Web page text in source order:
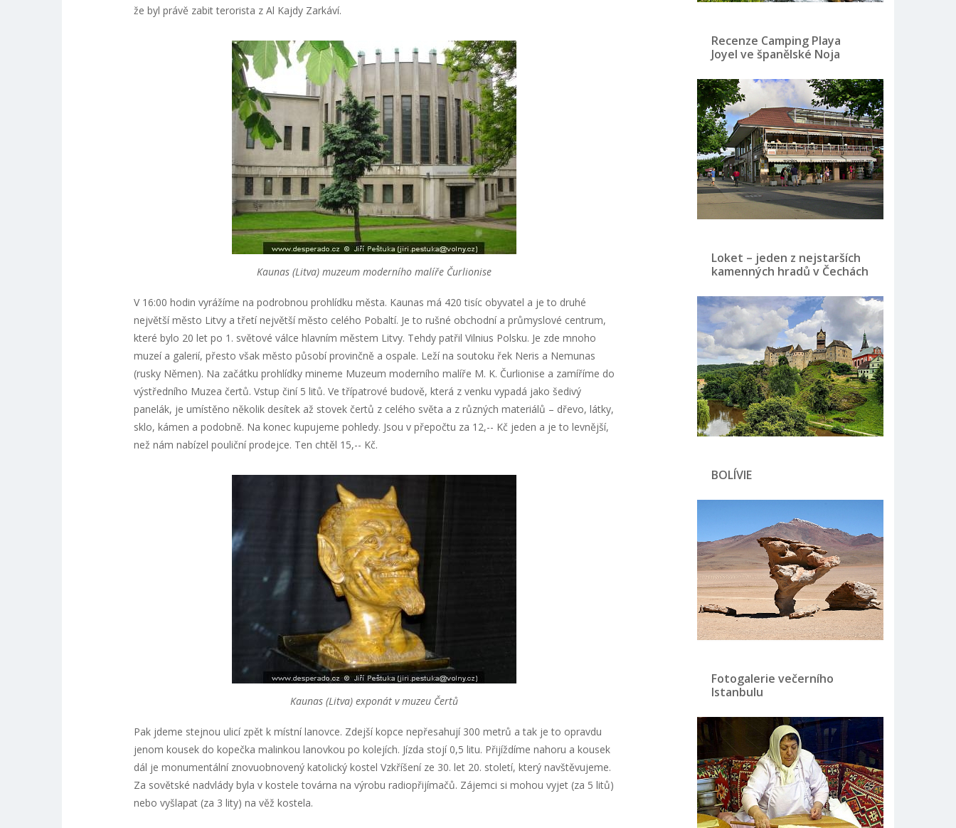
že byl právě zabit terorista z Al Kajdy Zarkáví.
Kaunas (Litva) muzeum moderního malíře Čurlionise
V 16:00 hodin vyrážíme na podrobnou prohlídku města. Kaunas má 420 tisíc obyvatel a je to druhé
největší město Litvy a třetí největší město celého Pobaltí. Je to rušné obchodní a průmyslové centrum,
které bylo 20 let po 1. světové válce hlavním městem Litvy. Tehdy patřil Vilnius Polsku. Je zde mnoho
muzeí a galerií, přesto však město působí provinčně a ospale. Leží na soutoku řek Neris a Nemunas
(rusky Němen). Na začátku prohlídky mineme Muzeum moderního malíře M. K. Čurlionise a zamíříme do
výstředního Muzea čertů. Vstup činí 5 litů. Ve třípatrové budově, která z venku vypadá jako šedivý
panelák, je umístěno několik desítek až stovek čertů z celého světa a z různých materiálů – dřevo, látky,
sklo, kámen a podobně. Na konec kupujeme pohledy. Jsou v přepočtu za 12,-- Kč jeden a je to levnější,
než nám nabízel pouliční prodejce. Ten chtěl 15,-- Kč.
Kaunas (Litva) exponát v muzeu Čertů
Pak jdeme stejnou ulicí zpět k místní lanovce. Zdejší kopce nepřesahují 300 metrů a tak je to opravdu
jenom kousek do kopečka malinkou lanovkou po kolejích. Jízda stojí 0,5 litu. Přijíždíme nahoru a kousek
dál je monumentální znovuobnovený katolický kostel Vzkříšení ze 30. let 20. století, který navštěvujeme.
Za sovětské nadvlády byla v kostele továrna na výrobu radiopřijímačů. Zájemci si mohou vyjet (za 5 litů)
nebo vyšlapat (za 3 lity) na věž kostela.
Recenze Camping Playa
Joyel ve španělské Noja
Loket – jeden z nejstarších
kamenných hradů v Čechách
BOLÍVIE
Fotogalerie večerního
Istanbulu